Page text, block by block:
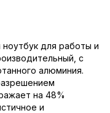
для работы и
с
алюминия.
на 48%
и